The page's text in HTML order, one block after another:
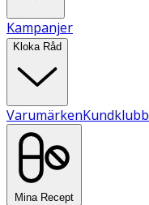
Kampanjer
Kloka Råd
VarumärkenKundklubb
Mina Recept